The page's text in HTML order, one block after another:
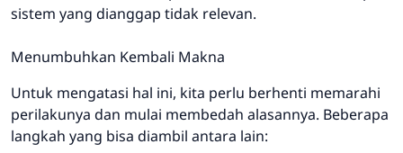
sistem yang dianggap tidak relevan.
Menumbuhkan Kembali Makna
Untuk mengatasi hal ini, kita perlu berhenti memarahi
perilakunya dan mulai membedah alasannya. Beberapa
langkah yang bisa diambil antara lain: